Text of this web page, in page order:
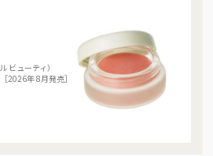
ビューティ）
2026年 8月発売］